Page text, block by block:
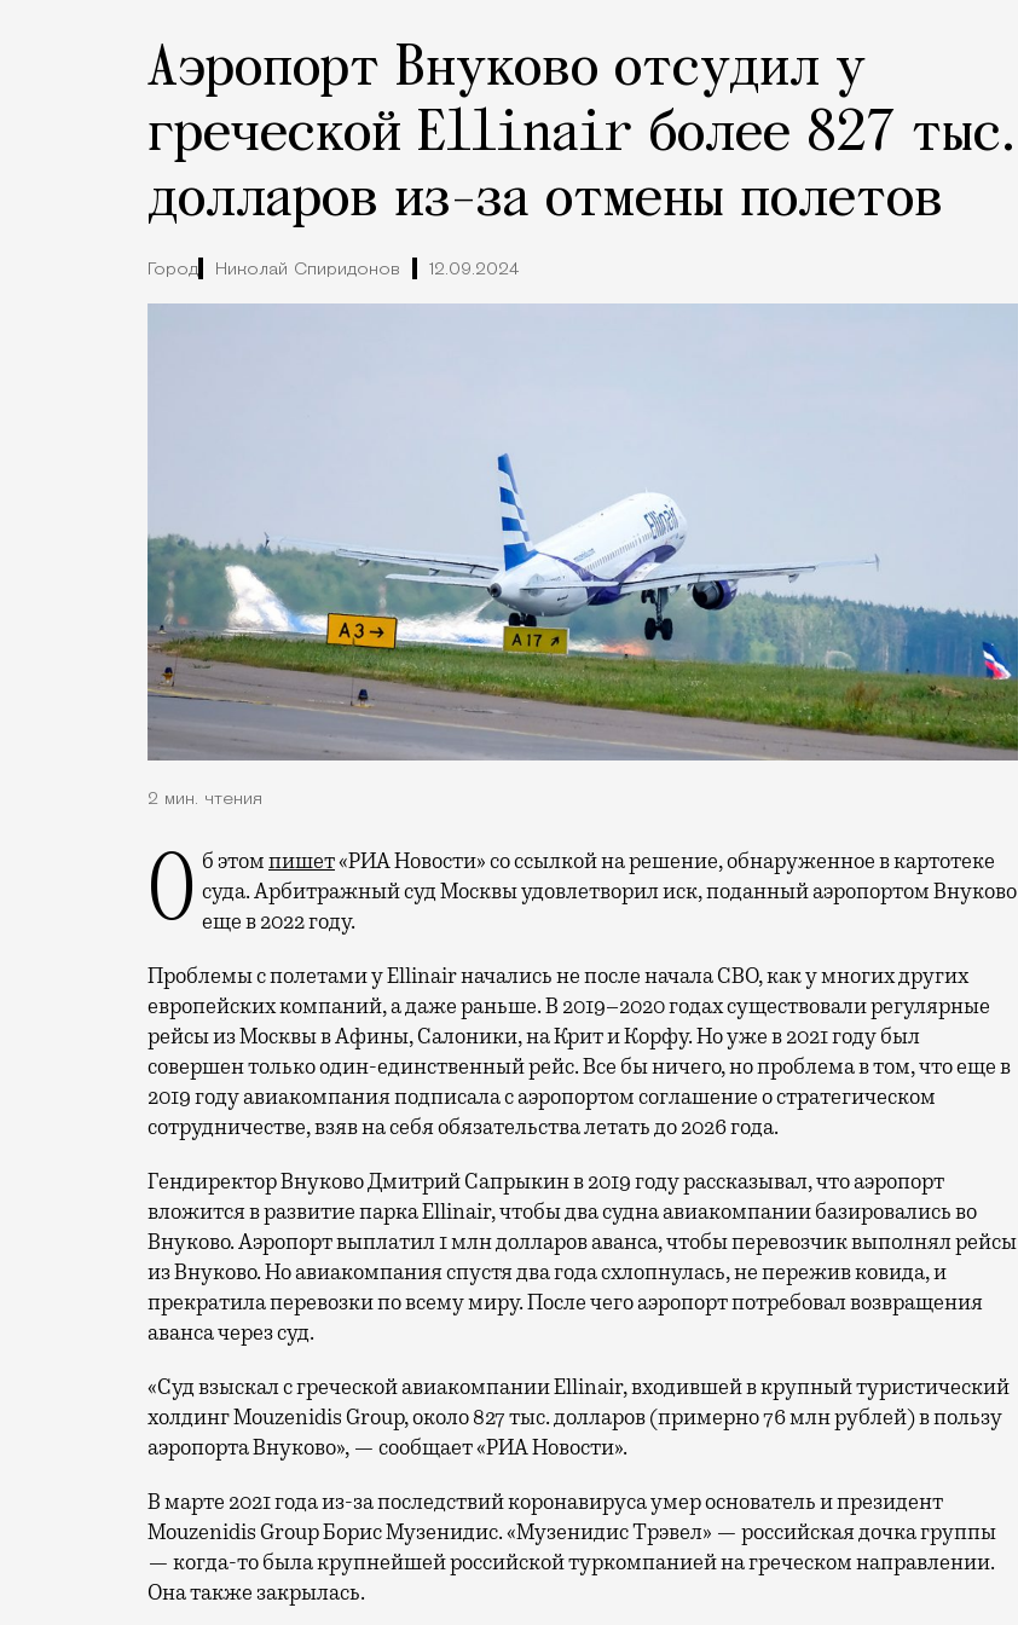
Аэропорт Внуково отсудил у
греческой Ellinair более 827 тыс.
долларов из-за отмены полетов
Город Николай Спиридонов 12.09.2024
2 мин. чтения
Об этомпишет«РИА Новости» со ссылкой на решение, обнаруженное в картотеке
суда. Арбитражный суд Москвы удовлетворил иск, поданный аэропортом Внуково
еще в 2022 году.
Проблемы с полетами у Ellinair начались не после начала СВО, как у многих других
европейских компаний, а даже раньше. В 2019–2020 годах существовали регулярные
рейсы из Москвы в Афины, Салоники, на Крит и Корфу. Но уже в 2021 году был
совершен только один-единственный рейс. Все бы ничего, но проблема в том, что еще в
2019 году авиакомпания подписала с аэропортом соглашение о стратегическом
сотрудничестве, взяв на себя обязательства летать до 2026 года.
Гендиректор Внуково Дмитрий Сапрыкин в 2019 году рассказывал, что аэропорт
вложится в развитие парка Ellinair, чтобы два судна авиакомпании базировались во
Внуково. Аэропорт выплатил 1 млн долларов аванса, чтобы перевозчик выполнял рейсы
из Внуково. Но авиакомпания спустя два года схлопнулась, не пережив ковида, и
прекратила перевозки по всему миру. После чего аэропорт потребовал возвращения
аванса через суд.
«Суд взыскал с греческой авиакомпании Ellinair, входившей в крупный туристический
холдинг Mouzenidis Group, около 827 тыс. долларов (примерно 76 млн рублей) в пользу
аэропорта Внуково», — сообщает «РИА Новости».
В марте 2021 года из-за последствий коронавируса умер основатель и президент
Mouzenidis Group Борис Музенидис. «Музенидис Трэвел» — российская дочка группы
— когда-то была крупнейшей российской туркомпанией на греческом направлении.
Она также закрылась.